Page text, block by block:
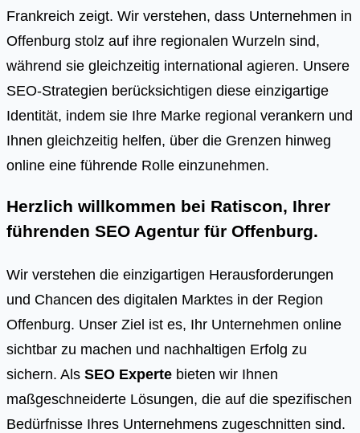
Frankreich zeigt. Wir verstehen, dass Unternehmen in
Offenburg stolz auf ihre regionalen Wurzeln sind,
während sie gleichzeitig international agieren. Unsere
SEO-Strategien berücksichtigen diese einzigartige
Identität, indem sie Ihre Marke regional verankern und
Ihnen gleichzeitig helfen, über die Grenzen hinweg
online eine führende Rolle einzunehmen.
Herzlich willkommen bei Ratiscon, Ihrer
führenden SEO Agentur für Offenburg.
Wir verstehen die einzigartigen Herausforderungen
und Chancen des digitalen Marktes in der Region
Offenburg. Unser Ziel ist es, Ihr Unternehmen online
sichtbar zu machen und nachhaltigen Erfolg zu
sichern. Als SEO Experte bieten wir Ihnen
maßgeschneiderte Lösungen, die auf die spezifischen
Bedürfnisse Ihres Unternehmens zugeschnitten sind.